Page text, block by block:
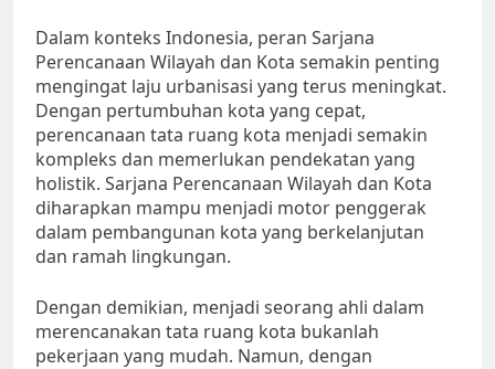
Dalam konteks Indonesia, peran Sarjana
Perencanaan Wilayah dan Kota semakin penting
mengingat laju urbanisasi yang terus meningkat.
Dengan pertumbuhan kota yang cepat,
perencanaan tata ruang kota menjadi semakin
kompleks dan memerlukan pendekatan yang
holistik. Sarjana Perencanaan Wilayah dan Kota
diharapkan mampu menjadi motor penggerak
dalam pembangunan kota yang berkelanjutan
dan ramah lingkungan.
Dengan demikian, menjadi seorang ahli dalam
merencanakan tata ruang kota bukanlah
pekerjaan yang mudah. Namun, dengan